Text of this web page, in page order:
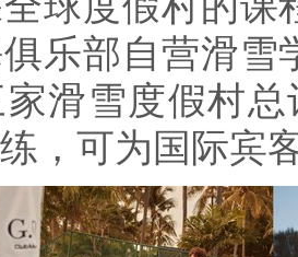
乐部自营滑
滑雪度假村
，可为国际宾